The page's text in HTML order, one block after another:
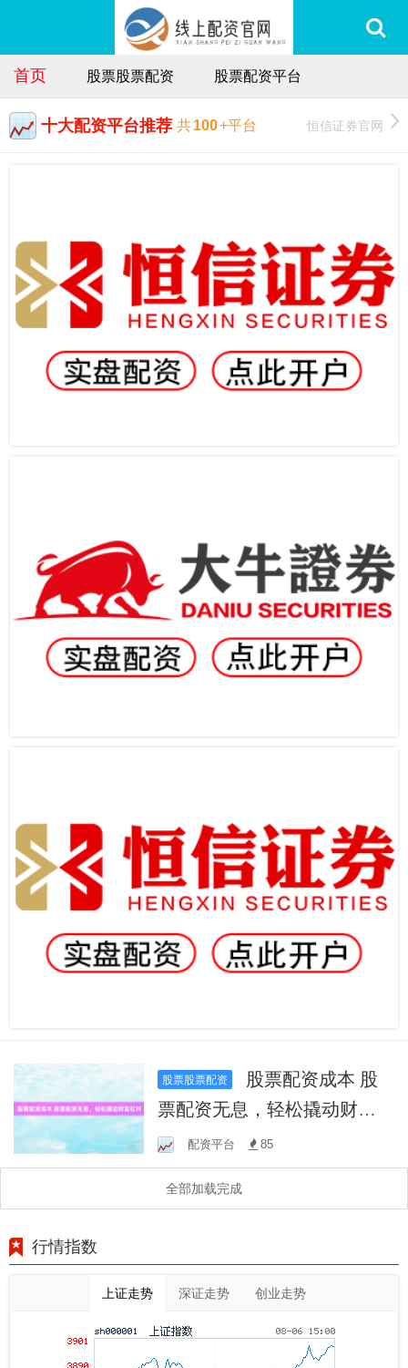
首页 股票股票配资 股票配资平台
十大配资平台推荐 共100+平台 恒信证券官网
股票股票配资
票配资无息，轻松撬动财富
杠杆配资平台 85
全部加载完成
行情指数
上证走势 深证走势 创业走势